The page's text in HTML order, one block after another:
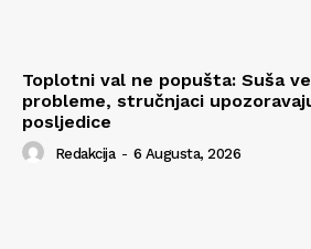
Toplotni val ne popušta: Suša
probleme, stručnjaci
posljedice
Redakcija - 6 Augusta, 2026